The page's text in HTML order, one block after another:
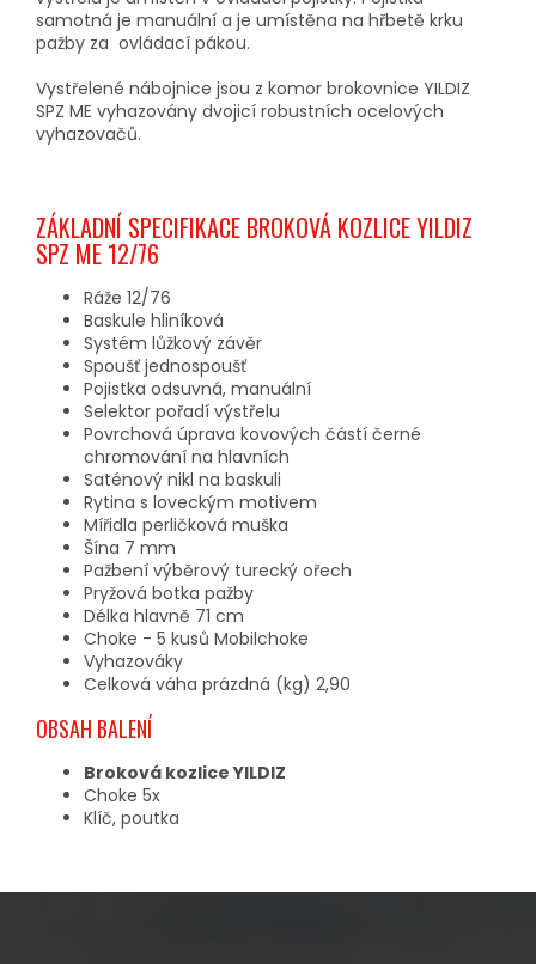
samotná je manuální a je umístěna na hřbetě krku
pažby za ovládací pákou.
Vystřelené nábojnice jsou z komor brokovnice YILDIZ
SPZ ME vyhazovány dvojicí robustních ocelových
vyhazovačů.
ZÁKLADNÍ SPECIFIKACE BROKOVÁ KOZLICE YILDIZ
SPZ ME 12/76
Ráže 12/76
Baskule hliníková
Systém lůžkový závěr
Spoušť jednospoušť
Pojistka odsuvná, manuální
Selektor pořadí výstřelu
Povrchová úprava kovových částí černé
chromování na hlavních
Saténový nikl na baskuli
Rytina s loveckým motivem
Mířidla perličková muška
Šína 7 mm
Pažbení výběrový turecký ořech
Pryžová botka pažby
Délka hlavně 71 cm
Choke - 5 kusů Mobilchoke
Vyhazováky
Celková váha prázdná (kg) 2,90
OBSAH BALENÍ
Broková kozlice YILDIZ
Choke 5x
Klíč, poutka